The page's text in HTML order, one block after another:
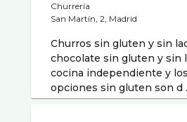
Churrería
San Martín, 2, Madrid
Churros sin gluten y sin
chocolate sin gluten y sin
cocina independiente y
opciones sin gluten son d